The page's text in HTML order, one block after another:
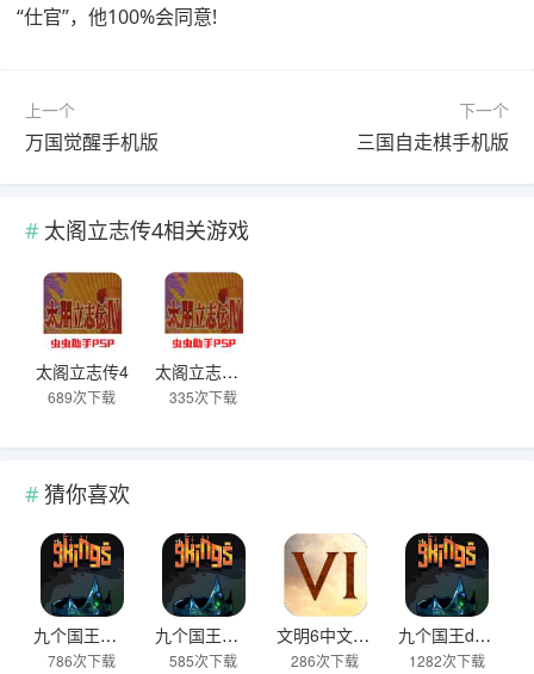
“仕官”，他100%会同意!
上一个
万国觉醒手机版
下一个
三国自走棋手机版
太阁立志传4相关游戏
太阁立志传4
689次下载
太阁立志传4手机版
335次下载
猜你喜欢
九个国王官方版
786次下载
九个国王最新版
585次下载
文明6中文汉化版
286次下载
九个国王demo
1282次下载